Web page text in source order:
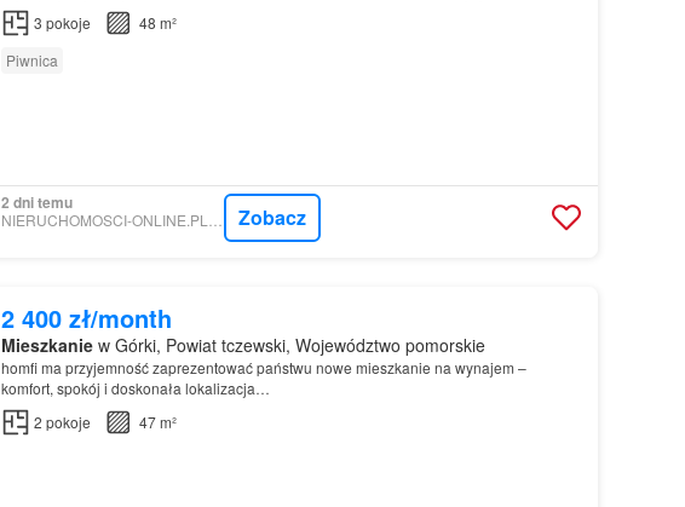
3 pokoje
48 m²
Piwnica
2 dni temu
NIERUCHOMOSCI-ONLINE.PL - MONIKA NIERUCHOMOŚCI Zobacz
2 400 zł/month
Mieszkaniew Górki, Powiat tczewski, Województwo pomorskie
homfi ma przyjemność zaprezentować państwu nowe mieszkanie na wynajem –
komfort, spokój i doskonała lokalizacja…
2 pokoje 47 m²